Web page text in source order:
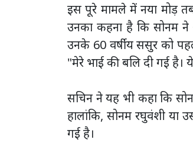
इस पूरे मामले में नया मोड़
उनका कहना है कि सोनम ने
उनके 60 वर्षीय ससुर को
"मेरे भाई की बलि दी गई है।
सचिन ने यह भी कहा कि
हालांकि, सोनम रघुवंशी या
गई है।